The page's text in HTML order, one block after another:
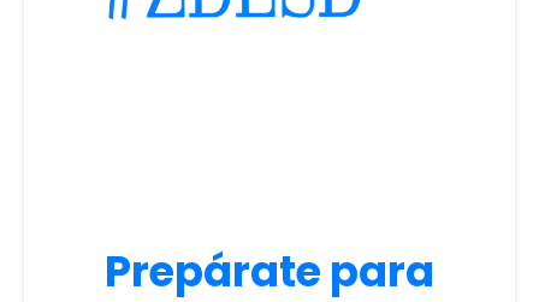
Prepárate para